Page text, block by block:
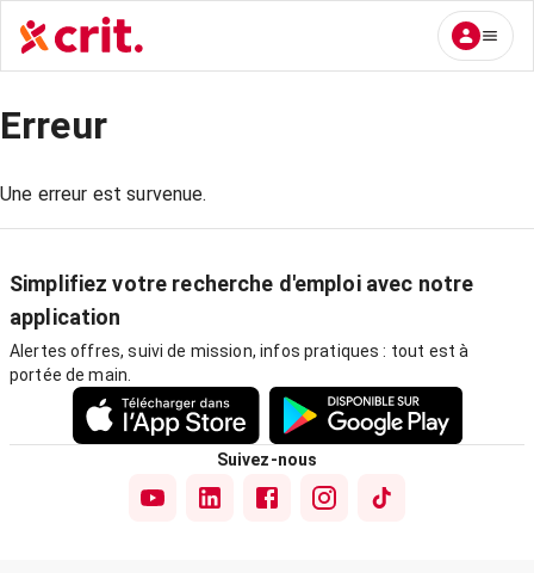
Erreur
Une erreur est survenue.
Simplifiez votre recherche d'emploi avec notre
application
Alertes offres, suivi de mission, infos pratiques : tout est à
portée de main.
Suivez-nous